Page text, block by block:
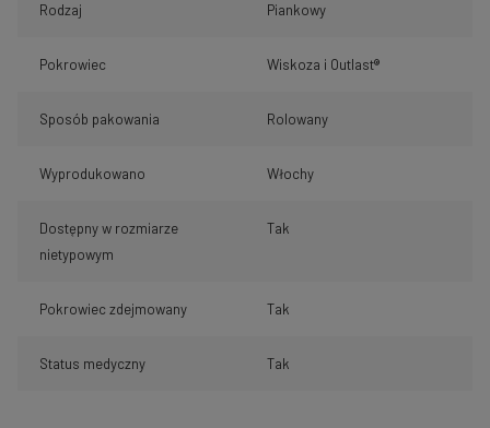
Rodzaj Piankowy
Pokrowiec Wiskoza i Outlast®
Sposób pakowania Rolowany
Wyprodukowano Włochy
Dostępny w rozmiarze
nietypowym
Tak
Pokrowiec zdejmowany Tak
Status medyczny Tak